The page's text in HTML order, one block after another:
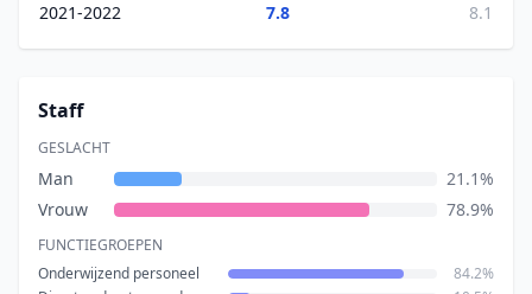
2021-2022
7.8 8.1
Staff
GESLACHT
Man
21.1%
Vrouw
78.9%
FUNCTIEGROEPEN
Onderwijzend personeel
84.2%